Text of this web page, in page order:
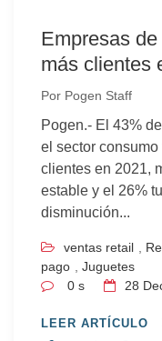
Empresas
más clientes
Por Pogen Staff
Pogen.- El 43%
el sector
clientes en 2021,
estable y el 26%
disminución...
ventas retail
pago
Juguetes
0 s
28
LEER ARTÍCULO